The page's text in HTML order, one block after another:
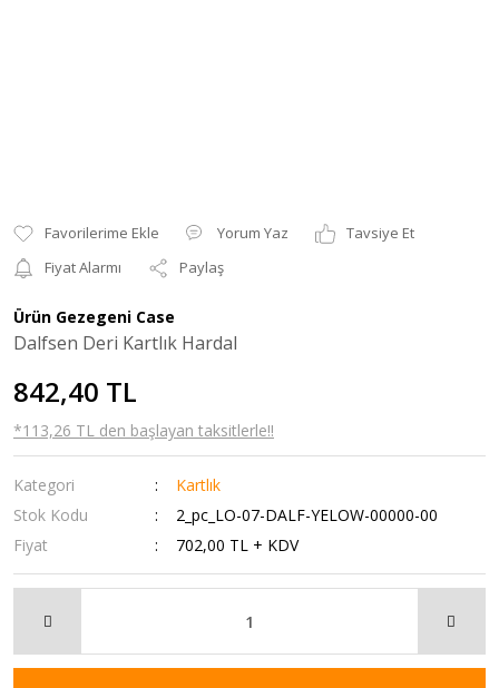
Yorum Yaz
Tavsiye Et
Fiyat Alarmı
Paylaş
Ürün Gezegeni Case
Dalfsen Deri Kartlık Hardal
842,40 TL
*113,26 TL den başlayan taksitlerle!!
Kategori
Kartlık
Stok Kodu
2_pc_LO-07-DALF-YELOW-00000-00
Fiyat
702,00 TL + KDV